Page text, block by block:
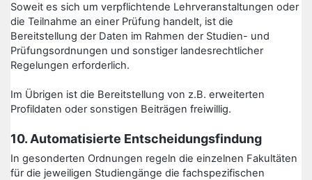
Soweit es sich um verpflichtende Lehrveranstaltungen oder
die Teilnahme an einer Prüfung handelt, ist die
Bereitstellung der Daten im Rahmen der Studien- und
Prüfungsordnungen und sonstiger landesrechtlicher
Regelungen erforderlich.
Im Übrigen ist die Bereitstellung von z.B. erweiterten
Profildaten oder sonstigen Beiträgen freiwillig.
10. Automatisierte Entscheidungsfindung
In gesonderten Ordnungen regeln die einzelnen Fakultäten
für die jeweiligen Studiengänge die fachspezifischen